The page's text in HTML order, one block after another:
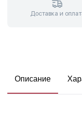
Доставка и
Описание